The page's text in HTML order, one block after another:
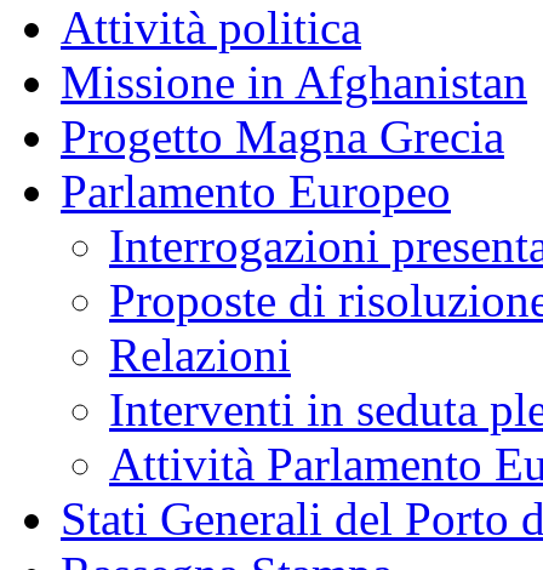
Attività politica
Missione in Afghanistan
Progetto Magna Grecia
Parlamento Europeo
Interrogazioni
Proposte di
Relazioni
Interventi in seduta
Attività Parlamento
Stati Generali del Porto